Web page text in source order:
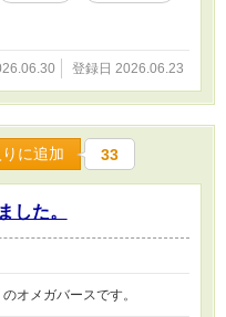
登録日 2026.06.23
に追加 33
した。
オメガバースです。